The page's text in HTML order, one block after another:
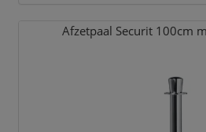
Afzetpaal Securit 100cm